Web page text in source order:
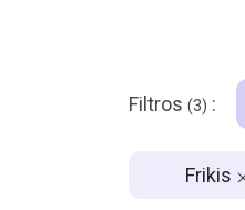
Filtros (3) :
Frikis